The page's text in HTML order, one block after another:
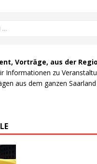
Vorträge, aus der
Informationen zu
aus dem ganzen Saarland